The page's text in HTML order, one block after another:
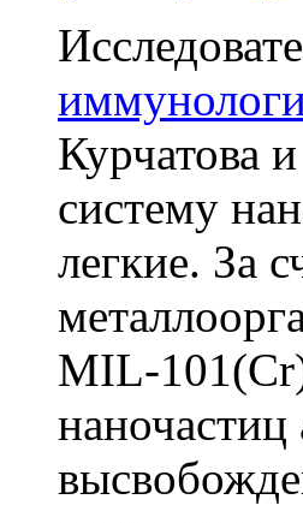
Курчатова
систему
легкие. За
MIL-